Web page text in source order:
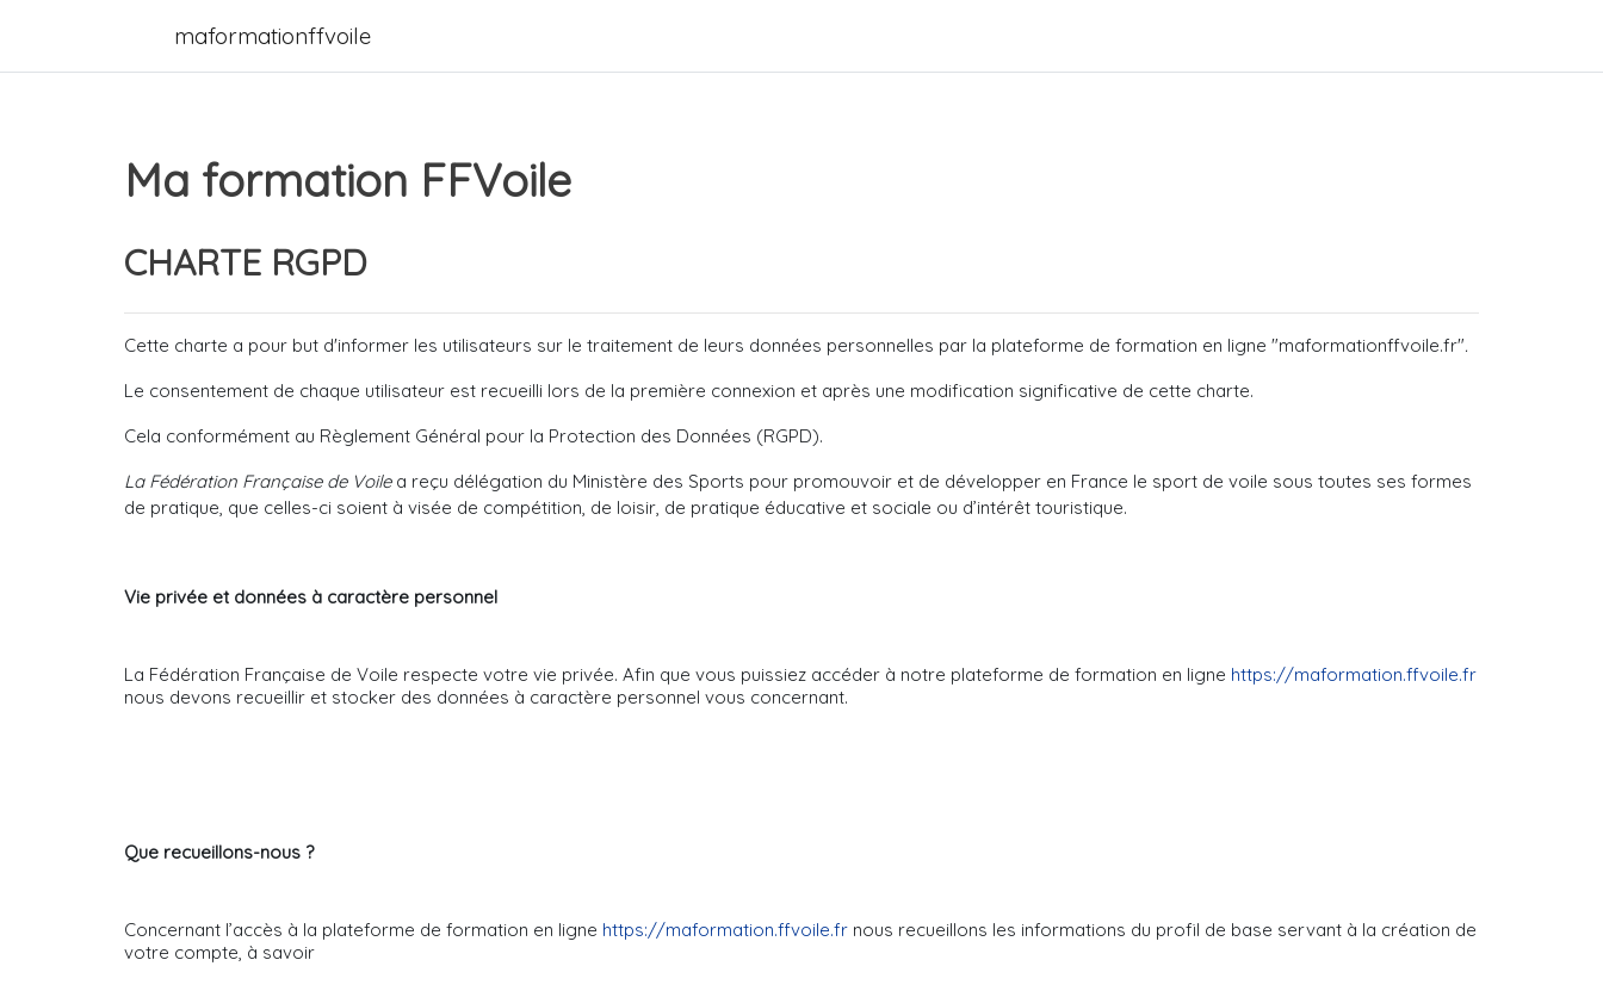
maformationffvoile
Ma formation FFVoile
CHARTE RGPD
Cette charte a pour but d'informer les utilisateurs sur le traitement de leurs données personnelles par la plateforme de formation en ligne "maformationffvoile.fr".
Le consentement de chaque utilisateur est recueilli lors de la première connexion et après une modification significative de cette charte.
Cela conformément au Règlement Général pour la Protection des Données (RGPD).
La Fédération Française de Voilea reçu délégation du Ministère des Sports pour promouvoir et de développer en France le sport de voile sous toutes ses formes
de pratique, que celles-ci soient à visée de compétition, de loisir, de pratique éducative et sociale ou d’intérêt touristique.
Vie privée et données à caractère personnel
La Fédération Française de Voile respecte votre vie privée. Afin que vous puissiez accéder à notre plateforme de formation en ligne https://maformation.ffvoile.fr
nous devons recueillir et stocker des données à caractère personnel vous concernant.
Que recueillons-nous ?
Concernant l’accès à la plateforme de formation en ligne https://maformation.ffvoile.fr nous recueillons les informations du profil de base servant à la création de
votre compte, à savoir